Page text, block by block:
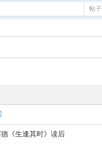
帖子
《生逢其时》读后